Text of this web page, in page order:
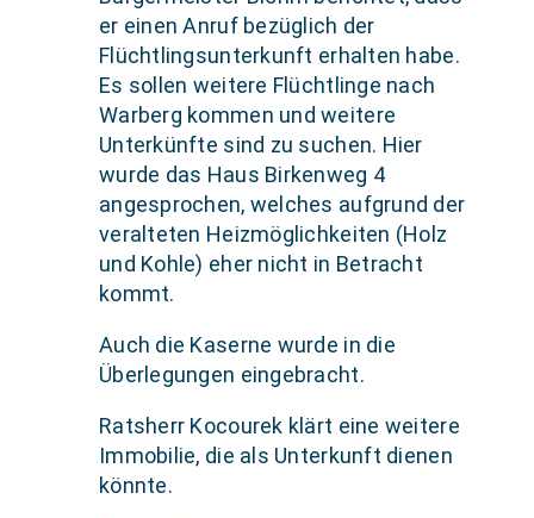
er einen Anruf bezüglich der
Flüchtlingsunterkunft erhalten habe.
Es sollen weitere Flüchtlinge nach
Warberg kommen und weitere
Unterkünfte sind zu suchen. Hier
wurde das Haus Birkenweg 4
angesprochen, welches aufgrund der
veralteten Heizmöglichkeiten (Holz
und Kohle) eher nicht in Betracht
kommt.
Auch die Kaserne wurde in die
Überlegungen eingebracht.
Ratsherr Kocourek klärt eine weitere
Immobilie, die als Unterkunft dienen
könnte.